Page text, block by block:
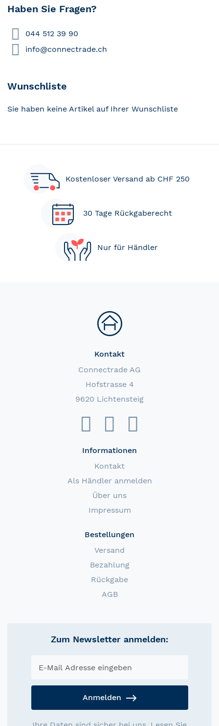
Haben Sie Fragen?
044 512 39 90
info@connectrade.ch
Wunschliste
Sie haben keine Artikel auf Ihrer Wunschliste
Kostenloser Versand ab CHF 250
30 Tage Rückgaberecht
Nur für Händler
Kontakt
Connectrade AG
Hofstrasse 4
9620 Lichtensteig
Informationen
Kontakt
Als Händler anmelden
Über uns
Impressum
Bestellungen
Versand
Bezahlung
Rückgabe
AGB
Zum Newsletter anmelden:
Anmelden